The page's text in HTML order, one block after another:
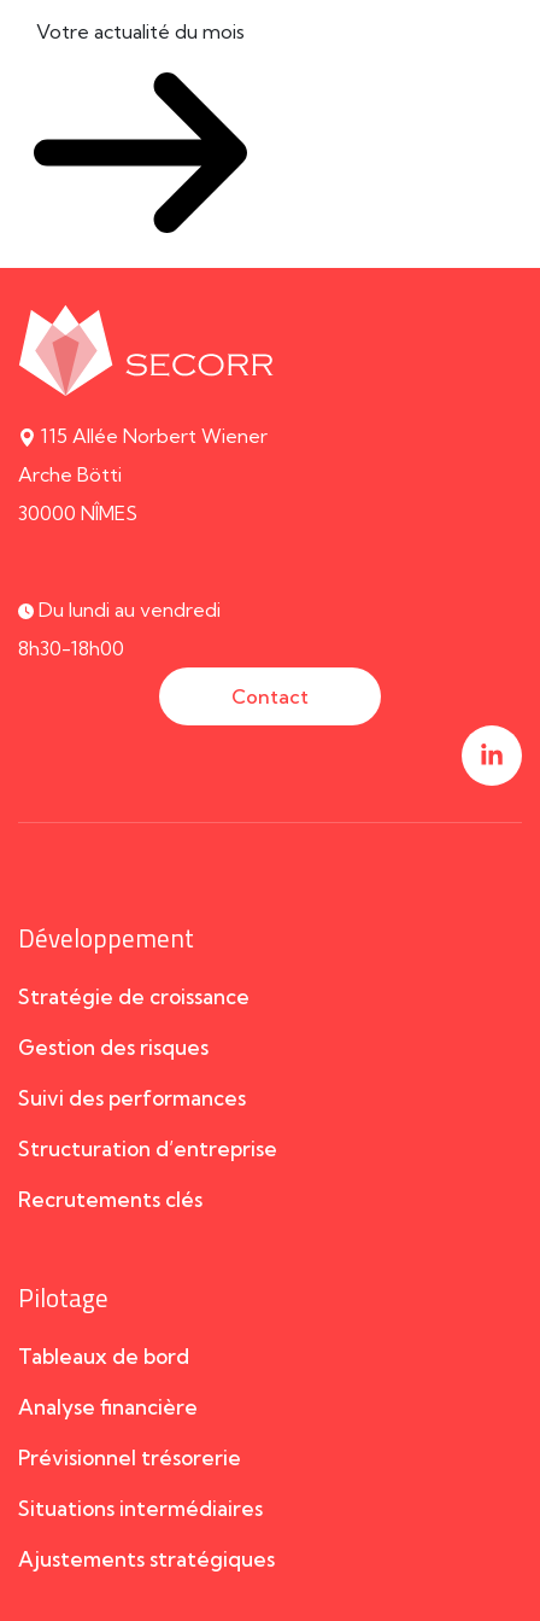
Votre actualité du mois
115 Allée Norbert Wiener
Arche Bötti
30000 NÎMES
Du lundi au vendredi
8h30-18h00
Contact
Développement
Stratégie de croissance
Gestion des risques
Suivi des performances
Structuration d’entreprise
Recrutements clés
Pilotage
Tableaux de bord
Analyse financière
Prévisionnel trésorerie
Situations intermédiaires
Ajustements stratégiques